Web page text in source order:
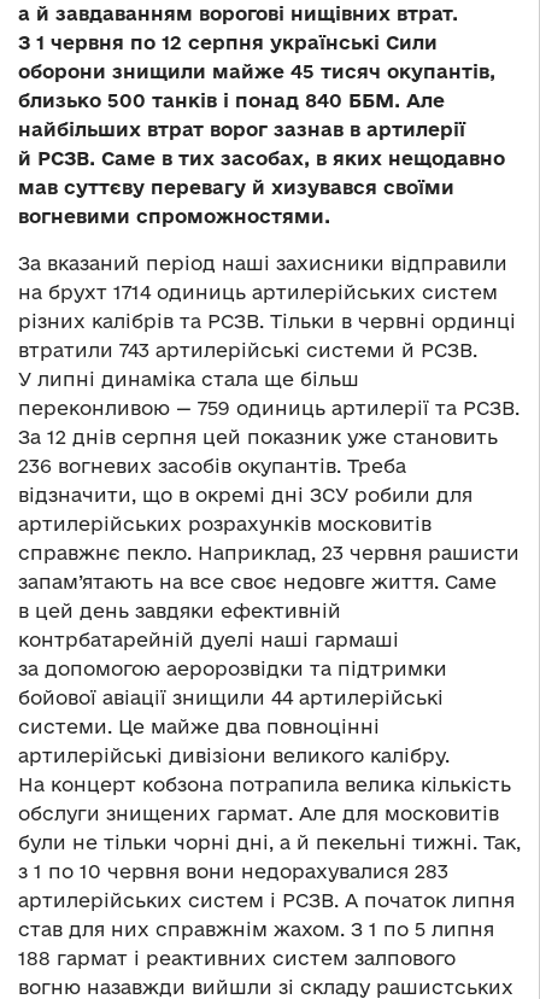
а й завдаванням ворогові нищівних втрат.
З 1 червня по 12 серпня українські Сили
оборони знищили майже 45 тисяч окупантів,
близько 500 танків і понад 840 ББМ. Але
найбільших втрат ворог зазнав в артилерії
й РСЗВ. Саме в тих засобах, в яких нещодавно
мав суттєву перевагу й хизувався своїми
вогневими спроможностями.
За вказаний період наші захисники відправили
на брухт 1714 одиниць артилерійських систем
різних калібрів та РСЗВ. Тільки в червні ординці
втратили 743 артилерійські системи й РСЗВ.
У липні динаміка стала ще більш
переконливою — 759 одиниць артилерії та РСЗВ.
За 12 днів серпня цей показник уже становить
236 вогневих засобів окупантів. Треба
відзначити, що в окремі дні ЗСУ робили для
артилерійських розрахунків московитів
справжнє пекло. Наприклад, 23 червня рашисти
запам’ятають на все своє недовге життя. Саме
в цей день завдяки ефективній
контрбатарейній дуелі наші гармаші
за допомогою аеророзвідки та підтримки
бойової авіації знищили 44 артилерійські
системи. Це майже два повноцінні
артилерійські дивізіони великого калібру.
На концерт кобзона потрапила велика кількість
обслуги знищених гармат. Але для московитів
були не тільки чорні дні, а й пекельні тижні. Так,
з 1 по 10 червня вони недорахувалися 283
артилерійських систем і РСЗВ. А початок липня
став для них справжнім жахом. З 1 по 5 липня
188 гармат і реактивних систем залпового
вогню назавжди вийшли зі складу рашистських